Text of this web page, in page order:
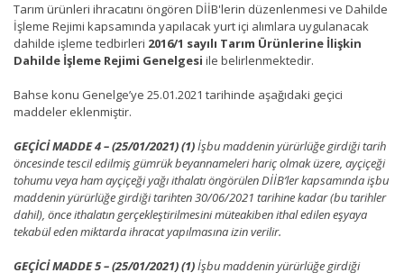
Tarım ürünleri ihracatını öngören DİİB'lerin düzenlenmesi ve Dahilde
İşleme Rejimi kapsamında yapılacak yurt içi alımlara uygulanacak
dahilde işleme tedbirleri 2016/1 sayılı Tarım Ürünlerine İlişkin
Dahilde İşleme Rejimi Genelgesi ile belirlenmektedir.
Bahse konu Genelge’ye 25.01.2021 tarihinde aşağıdaki geçici
maddeler eklenmiştir.
GEÇİCİ MADDE 4 – (25/01/2021) (1)İşbu maddenin yürürlüğe girdiği tarih
öncesinde tescil edilmiş gümrük beyannameleri hariç olmak üzere, ayçiçeği
tohumu veya ham ayçiçeği yağı ithalatı öngörülen DİİB’ler kapsamında işbu
maddenin yürürlüğe girdiği tarihten 30/06/2021 tarihine kadar (bu tarihler
dahil), önce ithalatın gerçekleştirilmesini müteakiben ithal edilen eşyaya
tekabül eden miktarda ihracat yapılmasına izin verilir.
GEÇİCİ MADDE 5 – (25/01/2021) (1)İşbu maddenin yürürlüğe girdiği